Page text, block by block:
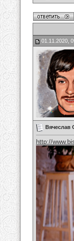
01.11.2020,
Вячеслав
http://